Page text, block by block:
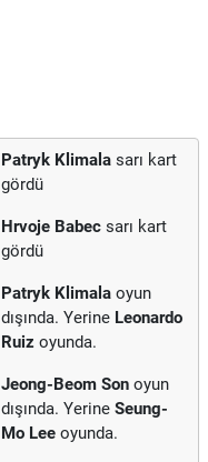
Patryk Klimala sarı kart
gördü
Hrvoje Babec sarı kart
gördü
Patryk Klimala oyun
dışında. Yerine Leonardo
Ruiz oyunda.
Jeong-Beom Son oyun
dışında. Yerine Seung-
Mo Lee oyunda.